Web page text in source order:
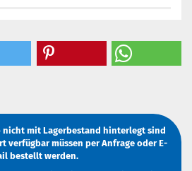
nicht mit Lagerbestand hinterlegt sind
verfügbar müssen per AnfrageoderE-
bestellt werden.